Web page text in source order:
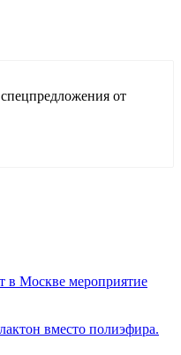
от
в Москве мероприятие
вместо полиэфира.